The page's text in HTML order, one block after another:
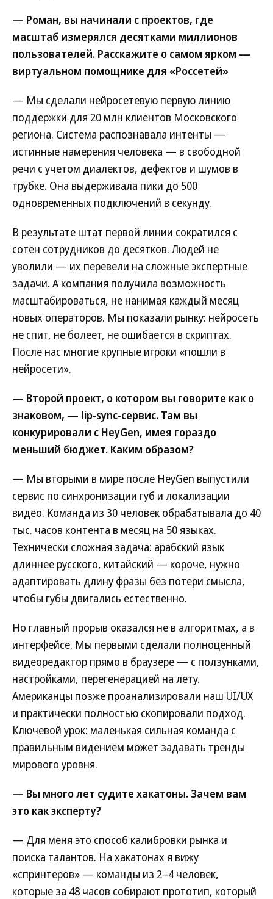
— Роман, вы начинали с проектов, где
масштаб измерялся десятками миллионов
пользователей. Расскажите о самом ярком —
виртуальном помощнике для «Россетей»
— Мы сделали нейросетевую первую линию
поддержки для 20 млн клиентов Московского
региона. Система распознавала интенты —
истинные намерения человека — в свободной
речи с учетом диалектов, дефектов и шумов в
трубке. Она выдерживала пики до 500
одновременных подключений в секунду.
В результате штат первой линии сократился с
сотен сотрудников до десятков. Людей не
уволили — их перевели на сложные экспертные
задачи. А компания получила возможность
масштабироваться, не нанимая каждый месяц
новых операторов. Мы показали рынку: нейросеть
не спит, не болеет, не ошибается в скриптах.
После нас многие крупные игроки «пошли в
нейросети».
— Второй проект, о котором вы говорите как о
знаковом, — lip-sync-сервис. Там вы
конкурировали с HeyGen, имея гораздо
меньший бюджет. Каким образом?
— Мы вторыми в мире после HeyGen выпустили
сервис по синхронизации губ и локализации
видео. Команда из 30 человек обрабатывала до 40
тыс. часов контента в месяц на 50 языках.
Технически сложная задача: арабский язык
длиннее русского, китайский — короче, нужно
адаптировать длину фразы без потери смысла,
чтобы губы двигались естественно.
Но главный прорыв оказался не в алгоритмах, а в
интерфейсе. Мы первыми сделали полноценный
видеоредактор прямо в браузере — с ползунками,
настройками, перегенерацией на лету.
Американцы позже проанализировали наш UI/UX
и практически полностью скопировали подход.
Ключевой урок: маленькая сильная команда с
правильным видением может задавать тренды
мирового уровня.
— Вы много лет судите хакатоны. Зачем вам
это как эксперту?
— Для меня это способ калибровки рынка и
поиска талантов. На хакатонах я вижу
«спринтеров» — команды из 2–4 человек,
которые за 48 часов собирают прототип, который